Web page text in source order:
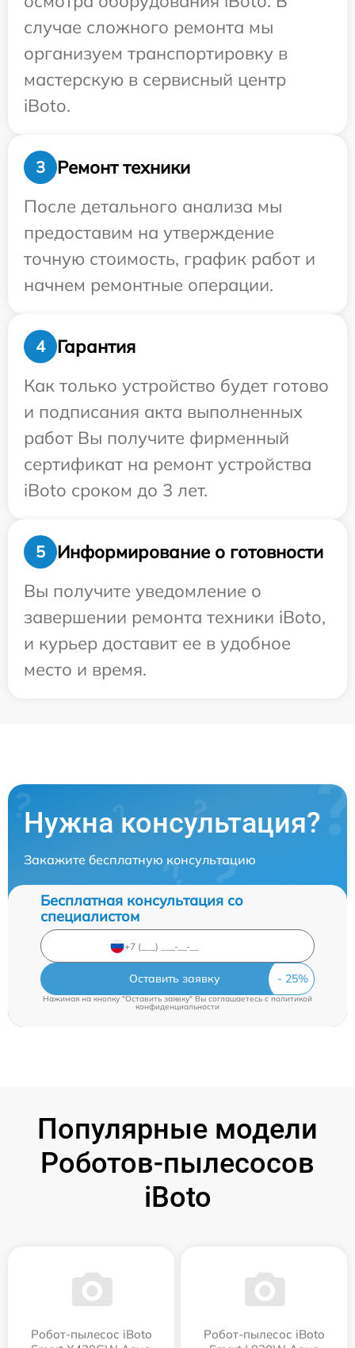
случае сложного ремонта мы
организуем транспортировку в
мастерскую в сервисный центр
iBoto.
3
Ремонт техники
После детального анализа мы
предоставим на утверждение
точную стоимость, график работ и
начнем ремонтные операции.
4
Гарантия
Как только устройство будет готово
и подписания акта выполненных
работ Вы получите фирменный
сертификат на ремонт устройства
iBoto сроком до 3 лет.
5
Информирование о готовности
Вы получите уведомление о
завершении ремонта техники iBoto,
и курьер доставит ее в удобное
место и время.
Нужна консультация?
Закажите бесплатную консультацию
Бесплатная консультация со
специалистом
Оставить заявку
Нажимая на кнопку "Оставить заявку" Вы соглашаетесь c политикой
конфиденциальности
Популярные модели
Роботов-пылесосов
iBoto
Робот-пылесос iBoto
Робот-пылесос iBoto